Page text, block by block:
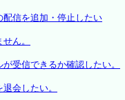
配信を追加・停止したい
ん。
受信できるか確認したい。
会したい。